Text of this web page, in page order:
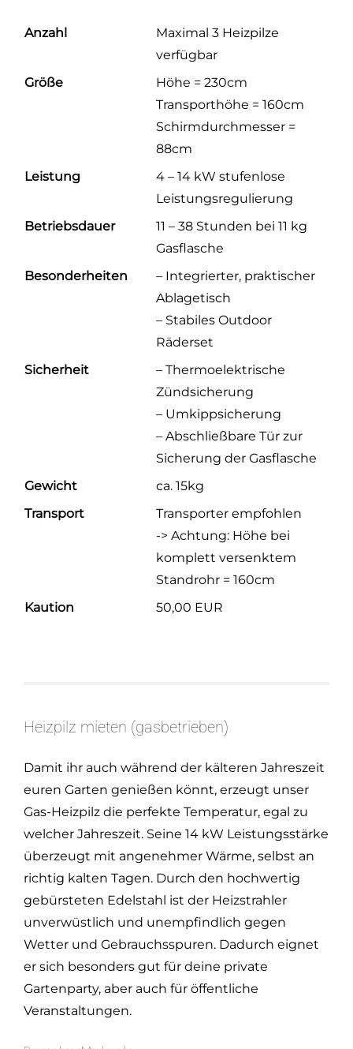
Anzahl
Maximal 3 Heizpilze
verfügbar
Größe
Höhe = 230cm
Transporthöhe = 160cm
Schirmdurchmesser =
88cm
Leistung
4 – 14 kW stufenlose
Leistungsregulierung
Betriebsdauer
11 – 38 Stunden bei 11 kg
Gasflasche
Besonderheiten
– Integrierter, praktischer
Ablagetisch
– Stabiles Outdoor
Räderset
Sicherheit
– Thermoelektrische
Zündsicherung
– Umkippsicherung
– Abschließbare Tür zur
Sicherung der Gasflasche
Gewicht
ca. 15kg
Transport
Transporter empfohlen
-> Achtung: Höhe bei
komplett versenktem
Standrohr = 160cm
Kaution
50,00 EUR
Heizpilz mieten (gasbetrieben)
Damit ihr auch während der kälteren Jahreszeit
euren Garten genießen könnt, erzeugt unser
Gas-Heizpilz die perfekte Temperatur, egal zu
welcher Jahreszeit. Seine 14 kW Leistungsstärke
überzeugt mit angenehmer Wärme, selbst an
richtig kalten Tagen. Durch den hochwertig
gebürsteten Edelstahl ist der Heizstrahler
unverwüstlich und unempfindlich gegen
Wetter und Gebrauchsspuren. Dadurch eignet
er sich besonders gut für deine private
Gartenparty, aber auch für öffentliche
Veranstaltungen.